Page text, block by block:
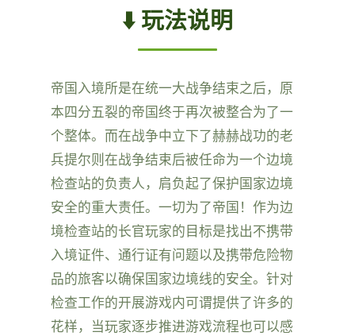
⬇️ 玩法说明
帝国入境所是在统一大战争结束之后，原
本四分五裂的帝国终于再次被整合为了一
个整体。而在战争中立下了赫赫战功的老
兵提尔则在战争结束后被任命为一个边境
检查站的负责人，肩负起了保护国家边境
安全的重大责任。一切为了帝国！作为边
境检查站的长官玩家的目标是找出不携带
入境证件、通行证有问题以及携带危险物
品的旅客以确保国家边境线的安全。针对
检查工作的开展游戏内可谓提供了许多的
花样，当玩家逐步推进游戏流程也可以感